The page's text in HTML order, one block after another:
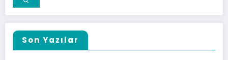
Son Yazılar